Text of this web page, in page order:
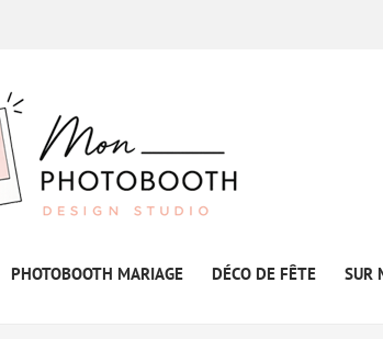
PHOTOBOOTH MARIAGE DÉCO DE FÊTE SUR